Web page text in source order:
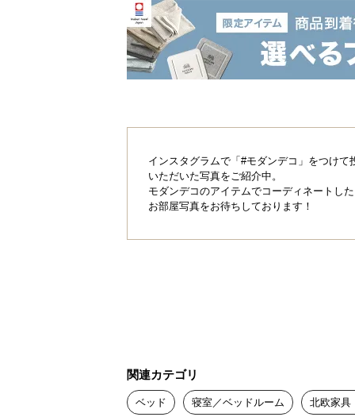
インスタグラムで「#モダンデコ」をつけて
いただいた写真をご紹介中。
モダンデコのアイテムでコーディネートし
お部屋写真をお待ちしております！
関連カテゴリ
ベッド 寝室／ベッドルーム 北欧家具